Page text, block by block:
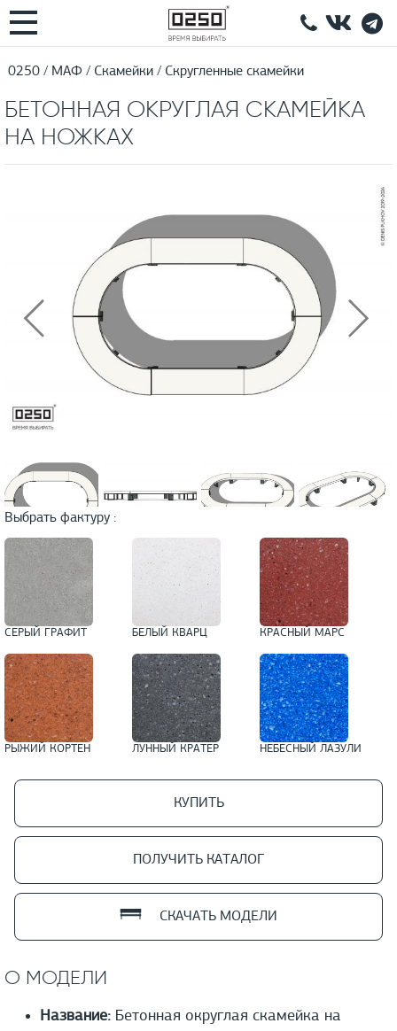
0250 МАФ Скамейки Скругленные скамейки
БЕТОННАЯ ОКРУГЛАЯ СКАМЕЙКА
НА НОЖКАХ
Выбрать фактуру :
СЕРЫЙ ГРАФИТ БЕЛЫЙ КВАРЦ КРАСНЫЙ МАРС
РЫЖИЙ КОРТЕН ЛУННЫЙ КРАТЕР НЕБЕСНЫЙ ЛАЗУЛИ
КУПИТЬ
ПОЛУЧИТЬ КАТАЛОГ
СКАЧАТЬ МОДЕЛИ
О МОДЕЛИ
Название: Бетонная округлая скамейка на